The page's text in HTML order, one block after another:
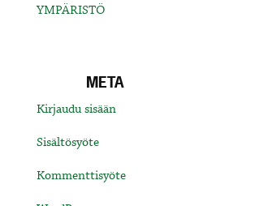
YMPÄRISTÖ
META
Kirjaudu sisään
Sisältösyöte
Kommenttisyöte